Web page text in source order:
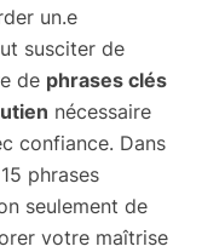
un.e
susciter de
de phrases clés
nécessaire
confiance. Dans
phrases
seulement de
votre maîtrise